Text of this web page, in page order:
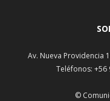
Av. Nueva Providencia
Teléfonos: +56
©